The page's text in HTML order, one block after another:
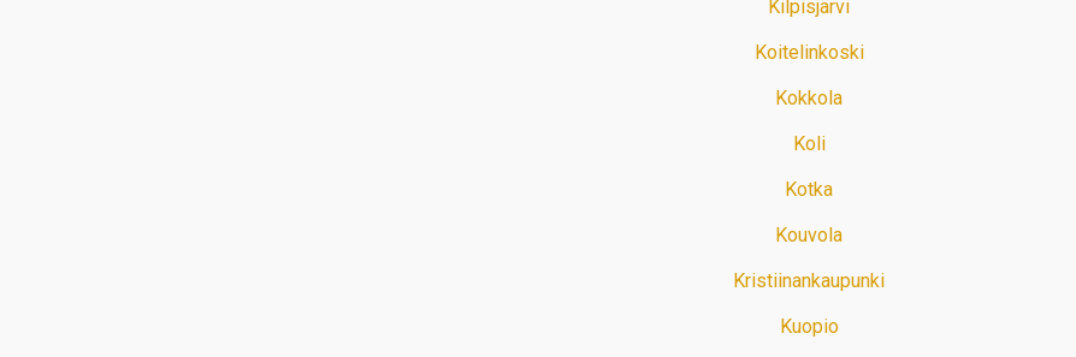
Kilpisjärvi
Koitelinkoski
Kokkola
Koli
Kotka
Kouvola
Kristiinankaupunki
Kuopio